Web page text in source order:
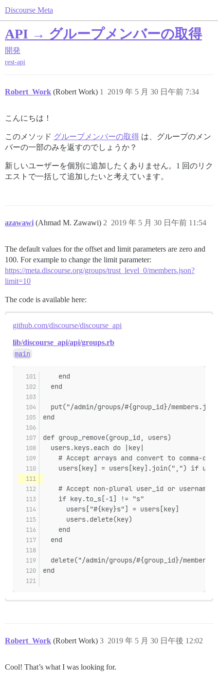
Discourse Meta
API → グループメンバーの取得
開発
rest-api
Robert_Work (Robert Work) 2019 年 5 月 30 日午前 7:34
1
こんにちは！
このメソッド グループメンバーの取得 は、グループのメン
バーの一部のみを返すのでしょうか？
新しいユーザーを個別に追加したくありません。1 回のリク
エストで一括して追加したいと考えています。
azawawi (Ahmad M. Zawawi) 2019 年 5 月 30 日午前 11:54
2
The default values for the offset and limit parameters are zero and
100. For example to change the limit parameter:
https://meta.discourse.org/groups/trust_level_0/members.json?
limit=10
The code is available here:
github.com/discourse/discourse_api
lib/discourse_api/api/groups.rb
main
    end
  end
put("/admin/groups/#{group_id}/
end
def group_remove(group_id, users)
  users.keys.each do |key|
# Accept arrays and convert to comma-
users[key] = users[key].join(",") if
# Accept non-plural user_id or
    if key.to_s[-1] != "s"
      users["#{key}s"] = users[key]
      users.delete(key)
    end
  end
delete("/admin/groups/#{group_id}/
end
Robert_Work (Robert Work) 2019 年 5 月 30 日午後 12:02
3
Cool! That’s what I was looking for.